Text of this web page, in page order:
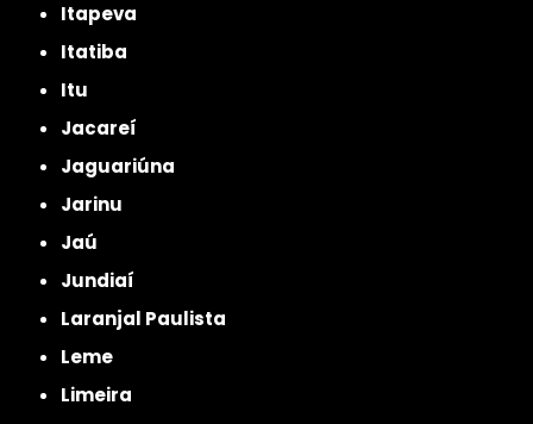
Itapeva
Itatiba
Itu
Jacareí
Jaguariúna
Jarinu
Jaú
Jundiaí
Laranjal Paulista
Leme
Limeira